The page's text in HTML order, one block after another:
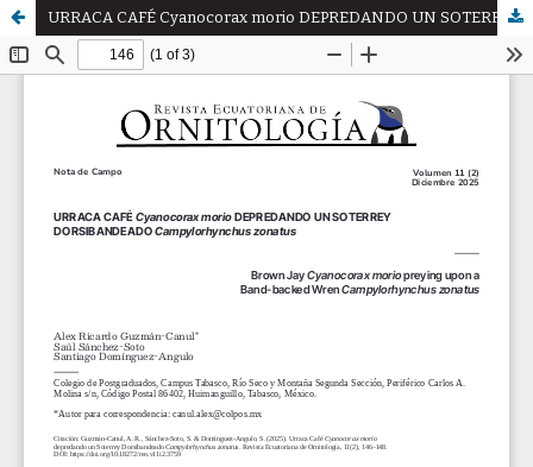
URRACA CAFÉ Cyanocorax morio DEPREDANDO UN SOTERREY DORSIBANDEADO Campylorhynchus zonatus